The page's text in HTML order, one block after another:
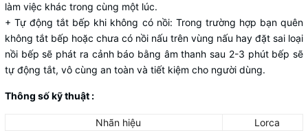
làm việc khác trong cùng một lúc.
+ Tự động tắt bếp khi không có nồi: Trong trường hợp bạn quên
không tắt bếp hoặc chưa có nồi nấu trên vùng nấu hay đặt sai loại
nồi bếp sẽ phát ra cảnh báo bằng âm thanh sau 2-3 phút bếp sẽ
tự động tắt, vô cùng an toàn và tiết kiệm cho người dùng.
Thông số kỹ thuật :
Nhãn hiệu Lorca